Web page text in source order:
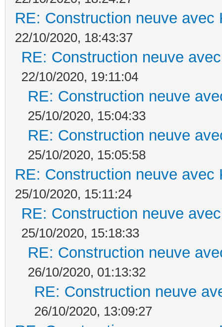
RE: Construction neuve avec
22/10/2020, 18:43:37
RE: Construction neuve
22/10/2020, 19:11:04
RE: Construction neuve
25/10/2020, 15:04:33
RE: Construction neuve
25/10/2020, 15:05:58
RE: Construction neuve avec
25/10/2020, 15:11:24
RE: Construction neuve
25/10/2020, 15:18:33
RE: Construction neuve
26/10/2020, 01:13:32
RE: Construction neuve
26/10/2020, 13:09:27